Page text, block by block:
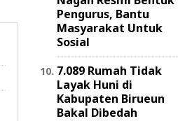
Pengurus, Bantu
Masyarakat Untuk
Sosial
7.089 Rumah Tidak
Layak Huni di
Kabupaten Birueun
Bakal Dibedah